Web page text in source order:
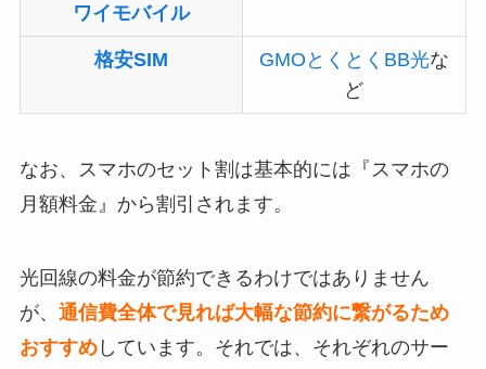
ワイモバイル
格安SIM GMOとくとくBB光な
ど
なお、スマホのセット割は基本的には『スマホの
月額料金』から割引されます。
光回線の料金が節約できるわけではありません
が、 通信費全体で見れば大幅な節約に繋がるため
おすすめしています。それでは、それぞれのサー